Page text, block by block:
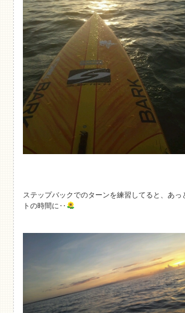
ステップバックでのターンを練習してると、あっ
トの時間に‥